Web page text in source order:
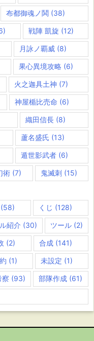
布都御魂ノ鬨(38)
戦陣 凱旋 (12)
月詠ノ覇威(8)
果心異境攻略 (6)
火之迦具土神 (7)
神屋楯比売命 (6)
織田信長 (8)
蘆名盛氏 (13)
遁世影武者(6)
術 (7) 鬼滅刺(15)
(58) くじ (128)
紹介 (30) ツール(2)
(2) 合成 (141)
(1) 未設定 (1)
察 (93) 部隊作成 (61)